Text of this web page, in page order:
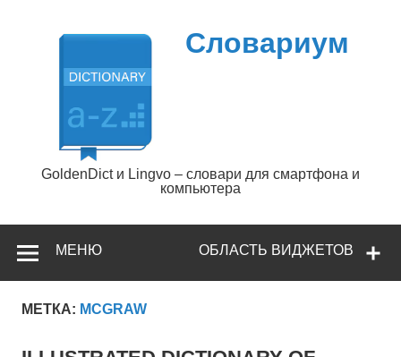
содержимому
Словариум
GoldenDict и Lingvo – словари для смартфона и
компьютера
ОБЛАСТЬ ВИДЖЕТОВ
МЕНЮ
МЕТКА: MCGRAW